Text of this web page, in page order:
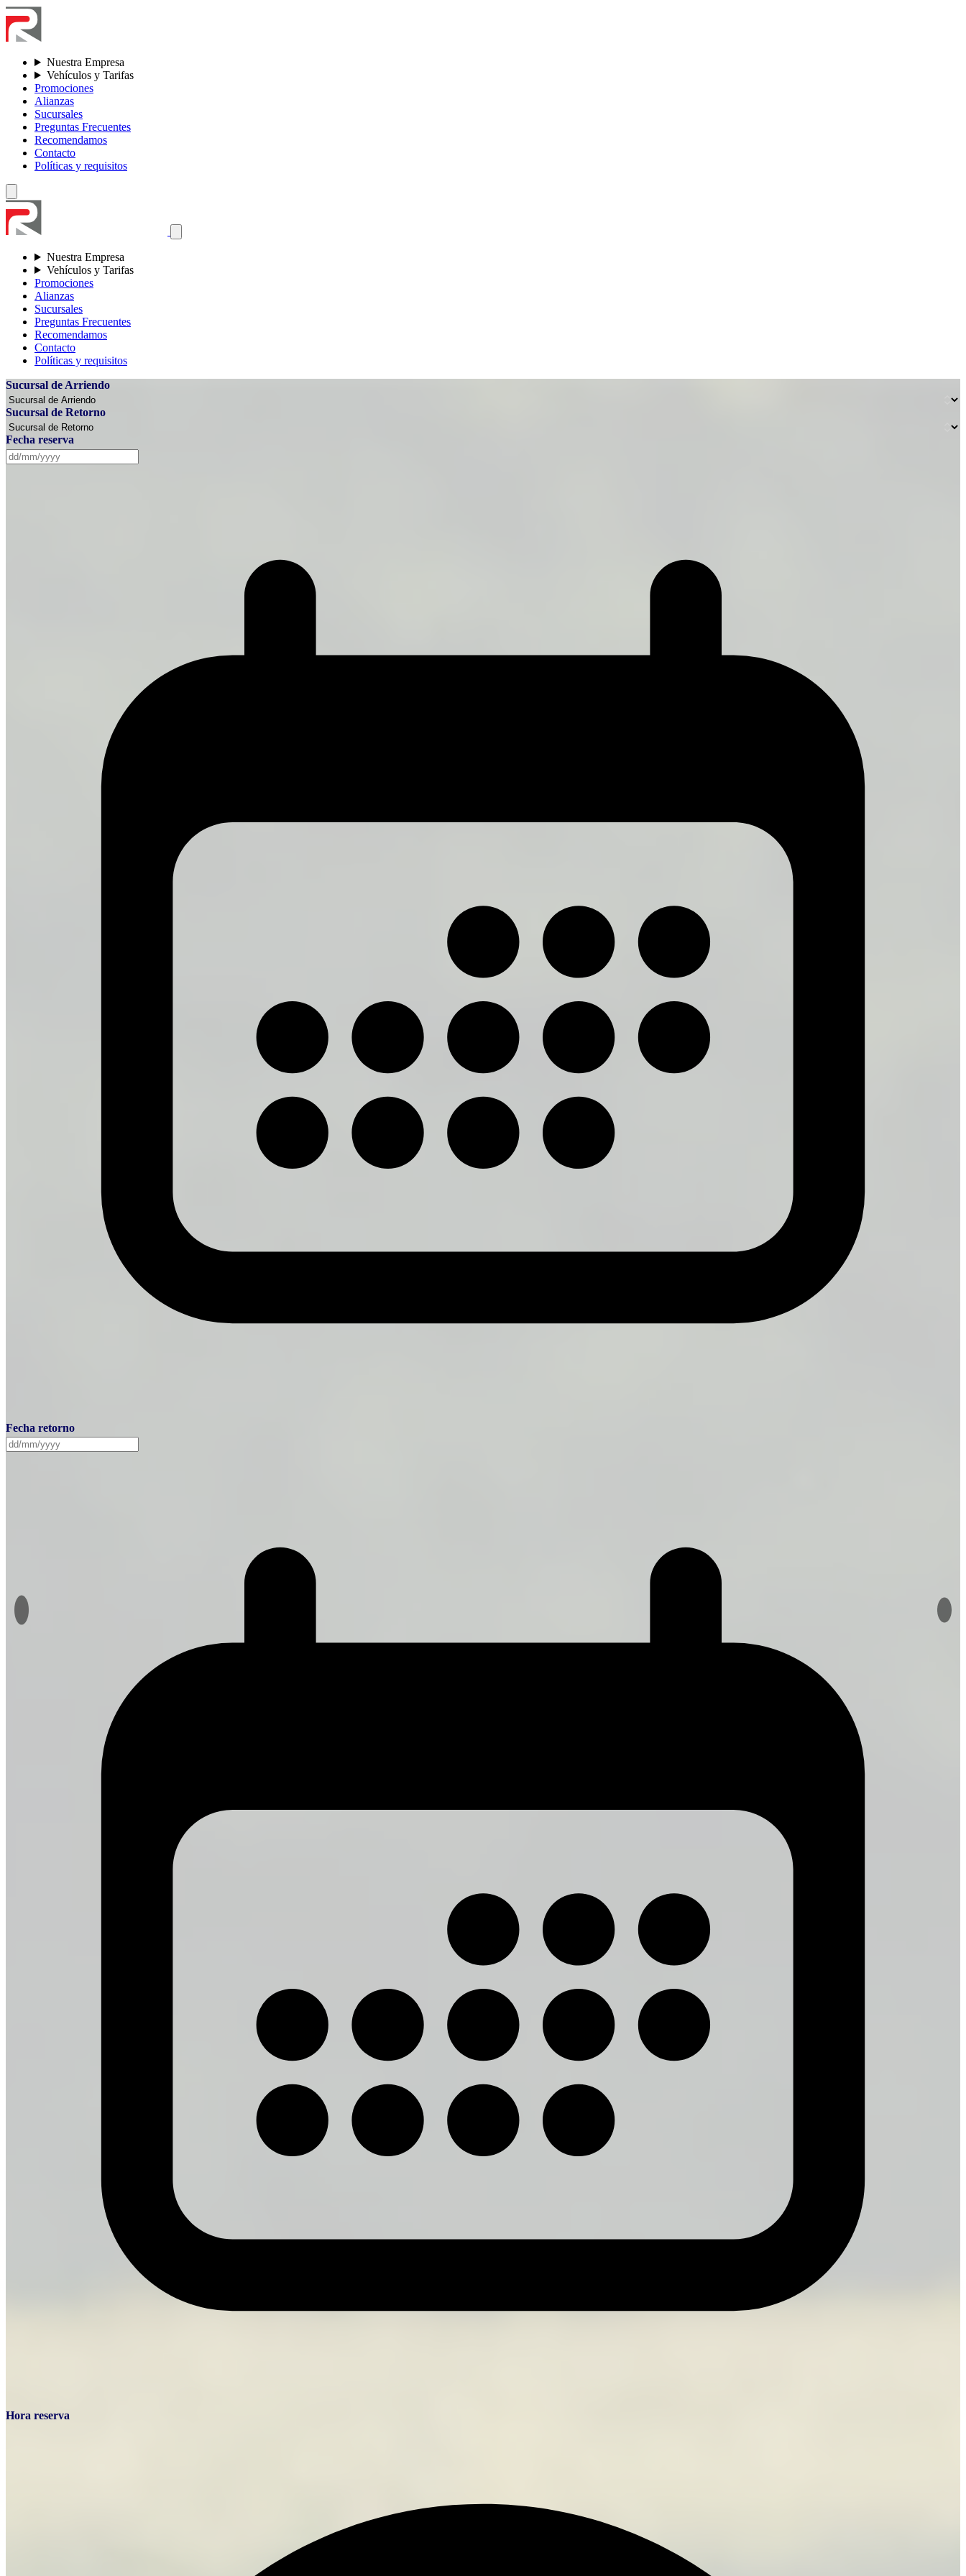
Nuestra Empresa
Vehículos y Tarifas
Promociones
Alianzas
Sucursales
Preguntas Frecuentes
Recomendamos
Contacto
Políticas y requisitos
Nuestra Empresa
Vehículos y Tarifas
Promociones
Alianzas
Sucursales
Preguntas Frecuentes
Recomendamos
Contacto
Políticas y requisitos
Sucursal de Arriendo
Sucursal de Retorno
Fecha reserva
Fecha retorno
Hora reserva